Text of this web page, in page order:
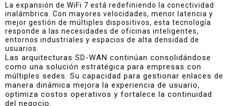
La expansión de WiFi 7 está redefiniendo la conectividad
inalámbrica. Con mayores velocidades, menor latencia y
mejor gestión de múltiples dispositivos, esta tecnología
responde a las necesidades de oficinas inteligentes,
entornos industriales y espacios de alta densidad de
usuarios.
Las arquitecturas SD-WAN continúan consolidándose
como una solución estratégica para empresas con
múltiples sedes. Su capacidad para gestionar enlaces de
manera dinámica mejora la experiencia de usuario,
optimiza costos operativos y fortalece la continuidad
del negocio.